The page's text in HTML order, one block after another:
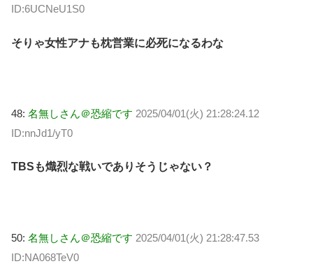
ID:6UCNeU1S0
そりゃ女性アナも枕営業に必死になるわな
48: 名無しさん＠恐縮です 2025/04/01(火) 21:28:24.12
ID:nnJd1/yT0
TBSも熾烈な戦いでありそうじゃない？
50: 名無しさん＠恐縮です 2025/04/01(火) 21:28:47.53
ID:NA068TeV0